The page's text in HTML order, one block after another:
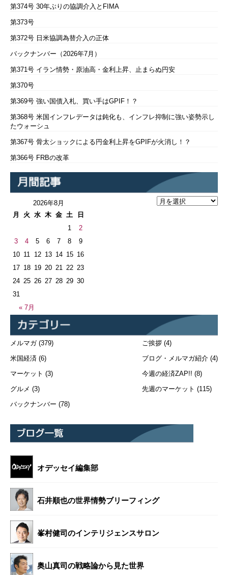
第374号 30年ぶりの協調介入とFIMA
第373号
第372号 日米協調為替介入の正体
バックナンバー（2026年7月）
第371号 イラン情勢・原油高・金利上昇、止まらぬ円安
第370号
第369号 強い国債入札、買い手はGPIF！？
第368号 米国インフレデータは鈍化も、インフレ抑制に強い姿勢示し
たウォーシュ
第367号 骨太ショックによる円金利上昇をGPIFが火消し！？
第366号 FRBの改革
2026年8月
月
火 水 木 金 土 日
« 7月
1
2
3
4 5 6 7 8
9
10 11 12 13 14 15 16
17 18 19 20 21 22 23
24 25 26 27 28 29 30
31
メルマガ(379)
米国経済 (6)
マーケット (3)
グルメ (3)
バックナンバー (78)
ご挨拶 (4)
ブログ・メルマガ紹介 (4)
今週の経済ZAP!! (8)
先週のマーケット (115)
オデッセイ編集部
石井順也の世界情勢ブリーフィング
峯村健司のインテリジェンスサロン
奥山真司の戦略論から見た世界